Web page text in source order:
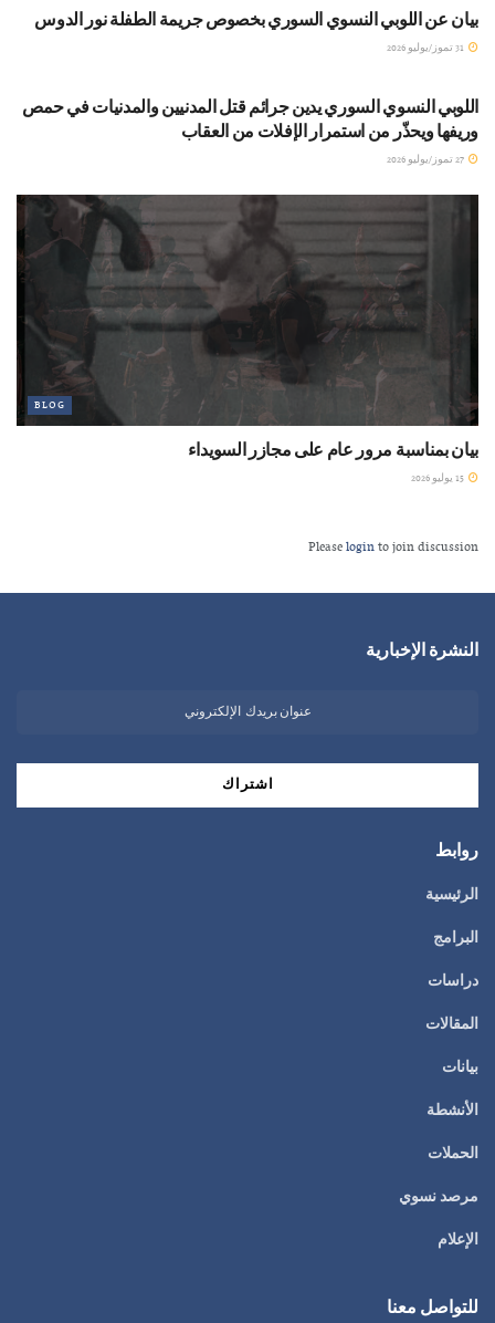
بيان عن اللوبي النسوي السوري بخصوص جريمة الطفلة نور الدوس
اللوبي النسوي السوري يدين جرائم قتل المدنيين والمدنيات في حمص
وريفها ويحذّر من استمرار الإفلات من العقاب
BLOG
بيان بمناسبة مرور عام على مجازر السويداء
Pleaseloginto join discussion
النشرة الإخبارية
روابط
الرئيسية
البرامج
دراسات
المقالات
بيانات
الأنشطة
الحملات
مرصد نسوي
الإعلام
للتواصل معنا